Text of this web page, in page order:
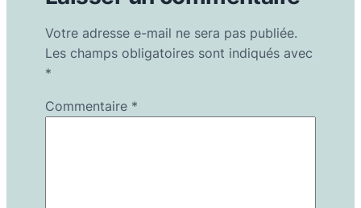
Votre adresse e-mail ne sera pas publiée.
Les champs obligatoires sont indiqués avec
*
Commentaire *